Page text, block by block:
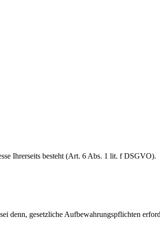
Ihrerseits besteht (Art. 6 Abs. 1 lit. f DSGVO).
denn, gesetzliche Aufbewahrungspflichten